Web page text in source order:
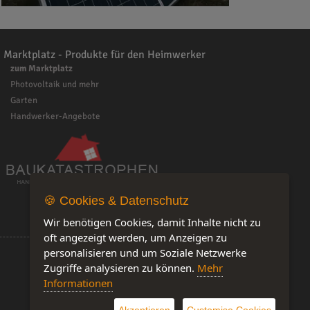
Marktplatz - Produkte für den Heimwerker
zum Marktplatz
Photovoltaik und mehr
Garten
Handwerker-Angebote
🍪 Cookies & Datenschutz
Wir benötigen Cookies, damit Inhalte nicht zu
oft angezeigt werden, um Anzeigen zu
personalisieren und um Soziale Netzwerke
Zugriffe analysieren zu können. Mehr
Informationen